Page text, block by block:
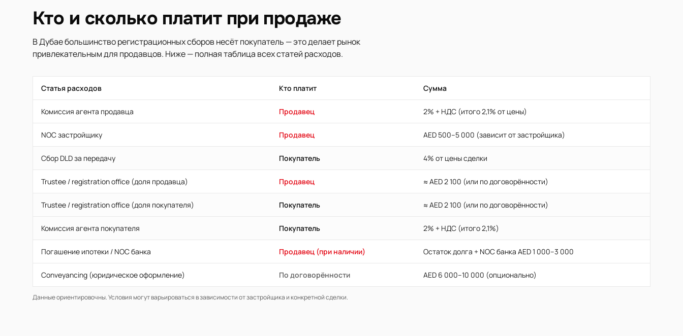
Кто и сколько платит при продаже
В Дубае большинство регистрационных сборов несёт покупатель — это делает рынок
привлекательным для продавцов. Ниже — полная таблица всех статей расходов.
Статья расходов Кто платит Сумма
Комиссия агента продавца Продавец 2% + НДС (итого 2,1% от цены)
NOC застройщику Продавец AED 500–5 000 (зависит от застройщика)
Сбор DLD за передачу Покупатель 4% от цены сделки
Trustee / registration office (доля продавца) Продавец ≈ AED 2 100 (или по договорённости)
Trustee / registration office (доля покупателя) Покупатель ≈ AED 2 100 (или по договорённости)
Комиссия агента покупателя Покупатель 2% + НДС (итого 2,1%)
Погашение ипотеки / NOC банка Продавец (при наличии) Остаток долга + NOC банка AED 1 000–3 000
Conveyancing (юридическое оформление) По договорённости AED 6 000–10 000 (опционально)
Данные ориентировочны. Условия могут варьироваться в зависимости от застройщика и конкретной сделки.